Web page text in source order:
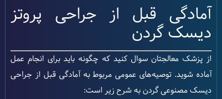
آمادگی قبل از جراحی پروتز
دیسک گردن
از پزشک معالجتان سوال کنید که چگونه باید برای انجام عمل
آماده شوید. توصیه‌های عمومی مربوط به آمادگی قبل از جراحی
دیسک مصنوعی گردن به شرح زیر است: